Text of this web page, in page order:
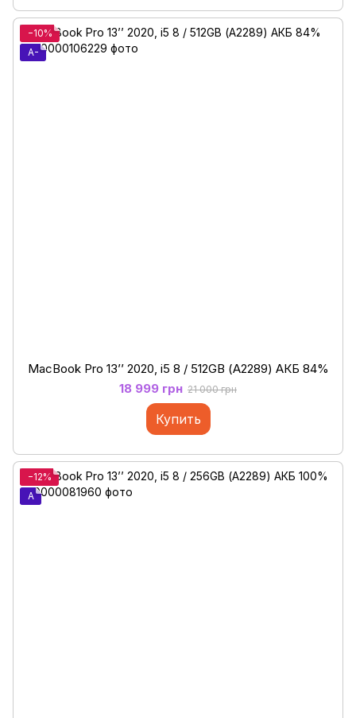
−10%
A-
MacBook Pro 13’’ 2020, i5 8 / 512GB (А2289) АКБ 84%
18 999 грн 21 000 грн
Купить
−12%
A